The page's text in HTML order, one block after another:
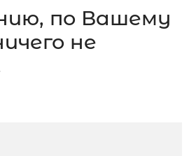
по Вашему
не